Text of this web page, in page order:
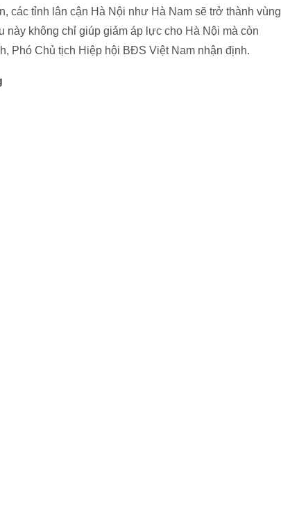
các tỉnh lân cận Hà Nội như Hà Nam sẽ trở thành vùng
này không chỉ giúp giảm áp lực cho Hà Nội mà còn
Phó Chủ tịch Hiệp hội BĐS Việt Nam nhận định.